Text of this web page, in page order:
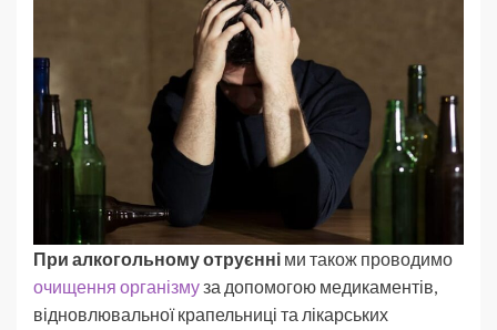
При алкогольному отруєнні ми також проводимо
очищення організмуза допомогою медикаментів,
відновлювальної крапельниці та лікарських